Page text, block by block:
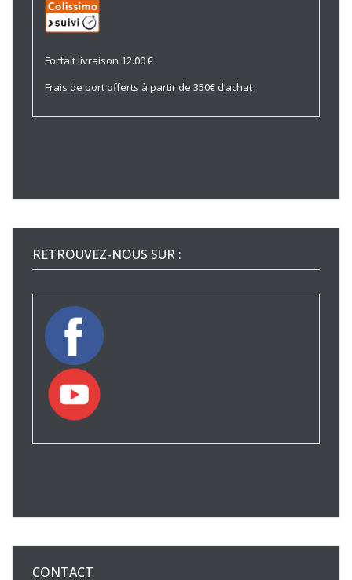
Forfait livraison 12.00 €
Frais de port offerts à partir de 350€ d’achat
RETROUVEZ-NOUS SUR :
CONTACT